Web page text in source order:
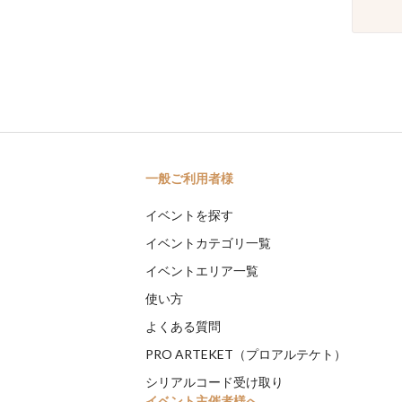
一般ご利用者様
イベントを探す
イベントカテゴリ一覧
イベントエリア一覧
使い方
よくある質問
PRO ARTEKET（プロアルテケト）
シリアルコード受け取り